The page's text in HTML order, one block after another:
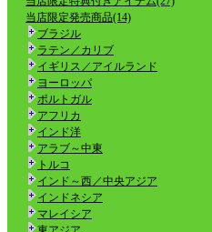
当店限定発売商品(14)
ブラジル
ラテン／カリブ
イギリス／アイルランド
ヨーロッパ
ポルトガル
アフリカ
インド洋
アラブ～中東
トルコ
インド～西／中央アジア
インドネシア
マレイシア